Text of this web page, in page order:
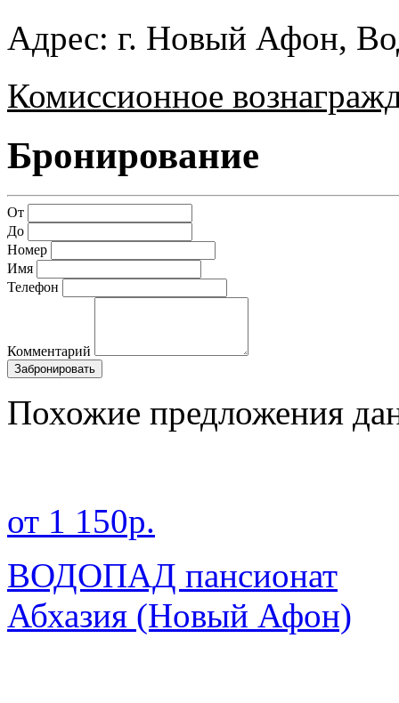
Адрес: г. Новый Афон,
Комиссионное
Бронирование
От
До
Номер
Имя
Телефон
Комментарий
Забронировать
Похожие предложения
от 1 150р.
ВОДОПАД пансионат
Абхазия (Новый Афон)